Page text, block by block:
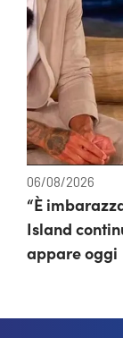
06/08/2026
“È
Island
appare oggi